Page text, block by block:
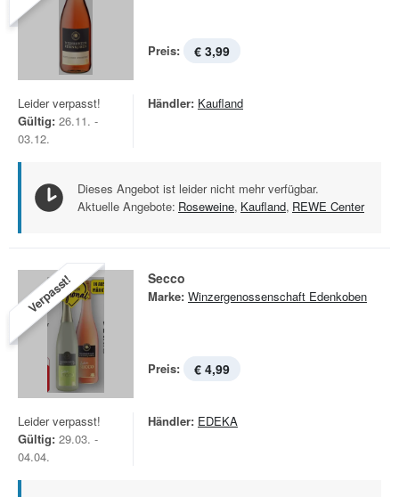
Preis: € 3,99
Leider verpasst!
Gültig: 26.11. -
03.12.
Händler: Kaufland
Dieses Angebot ist leider nicht mehr verfügbar.
Aktuelle Angebote: Roseweine, Kaufland, REWE Center
Verpasst! Secco
Marke: Winzergenossenschaft Edenkoben
Preis: € 4,99
Leider verpasst!
Gültig: 29.03. -
04.04.
Händler: EDEKA